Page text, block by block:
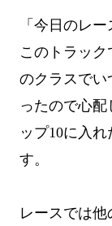
「今日のレ
このトラッ
のクラスでい
ったので心
ップ10に入
す。
レースでは